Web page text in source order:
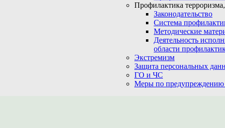
Профилактика
Законодательство
Система
Методические
Деятельность
области
Экстремизм
Защита персональных
ГО и ЧС
Меры по предупреждению